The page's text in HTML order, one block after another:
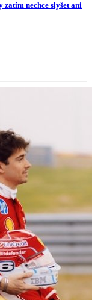
nechce slyšet ani